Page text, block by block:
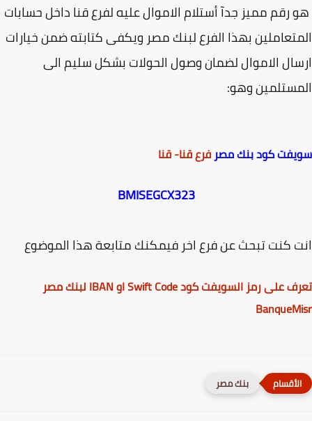
مميز جدآ أستلام الاموال عليه لفرع قنا داخل حسابات
بهذا الفرع لبنك مصر ويكفى كتابته ضمن خيارات
الاموال لضمان وصول الحولات بشكل سليم الى
وهو:
كود بنك مصرفرع قنا- قنا
BMISEGCX323
كنت تبحث عن فرع اخر فيمكنك متابعة هذا الموضوع
تعرف على رمز السويفت كود Swift Code او IBAN لبنك مصر
بنك مصر